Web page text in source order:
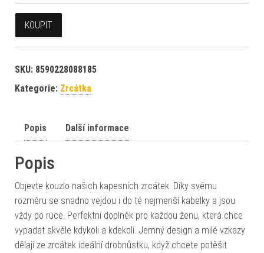
KOUPIT
SKU: 8590228088185
Kategorie: Zrcátka
Popis Další informace
Popis
Objevte kouzlo našich kapesních zrcátek. Díky svému
rozměru se snadno vejdou i do té nejmenší kabelky a jsou
vždy po ruce. Perfektní doplněk pro každou ženu, která chce
vypadat skvěle kdykoli a kdekoli. Jemný design a milé vzkazy
dělají ze zrcátek ideální drobnůstku, když chcete potěšit